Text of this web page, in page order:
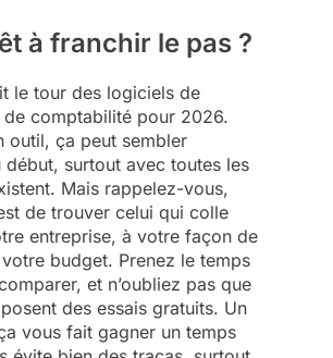
à franchir le pas ?
le tour des logiciels de
comptabilité pour 2026.
outil, ça peut sembler
surtout avec toutes les
Mais rappelez-vous,
de trouver celui qui colle
entreprise, à votre façon de
budget. Prenez le temps
et n’oubliez pas que
des essais gratuits. Un
vous fait gagner un temps